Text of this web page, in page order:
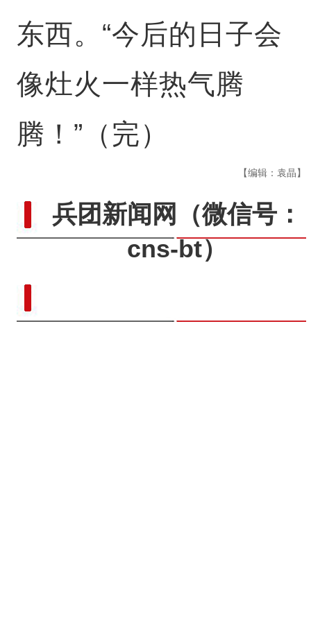
东西。“今后的日子会
像灶火一样热气腾
腾！”（完）
【编辑：袁晶】
兵团新闻网
（微信号：
cns-bt）